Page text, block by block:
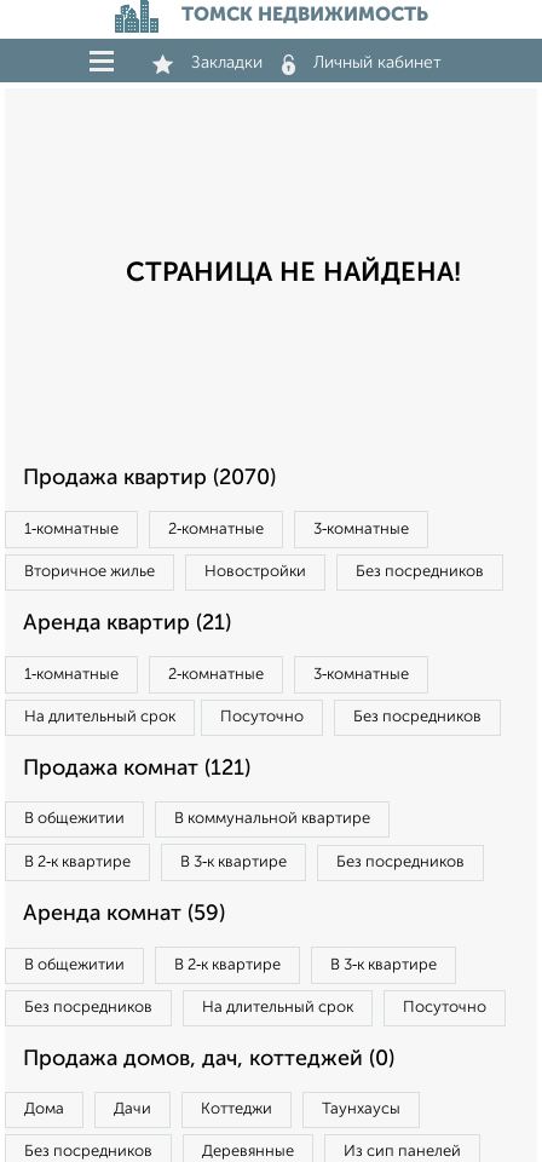
ТОМСК НЕДВИЖИМОСТЬ
Закладки Личный кабинет
СТРАНИЦА НЕ НАЙДЕНА!
Продажа квартир (2070)
1‑комнатные 2‑комнатные 3‑комнатные
Вторичное жилье Новостройки Без посредников
Аренда квартир (21)
1‑комнатные 2‑комнатные 3‑комнатные
На длительный срок Посуточно Без посредников
Продажа комнат (121)
В общежитии В коммунальной квартире
В 2‑к квартире В 3‑к квартире Без посредников
Аренда комнат (59)
В общежитии В 2‑к квартире В 3‑к квартире
Без посредников На длительный срок Посуточно
Продажа домов, дач, коттеджей (0)
Дома Дачи Коттеджи Таунхаусы
Без посредников Деревянные Из сип панелей